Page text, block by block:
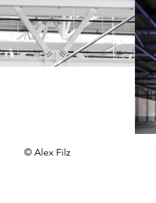
© Alex Filz